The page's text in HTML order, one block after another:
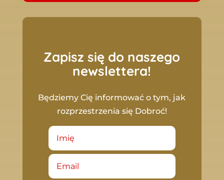
Zapisz się do naszego
newslettera!
Będziemy Cię informować o tym, jak
rozprzestrzenia się Dobroć!